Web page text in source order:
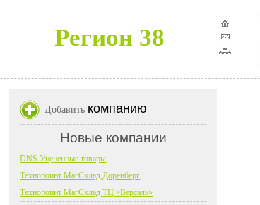
Регион 38
Добавить компанию
Новые компании
DNS Уцененные товары
Технопоинт МагСклад Доренберг
Технопоинт МагСклад ТЦ «Версаль»